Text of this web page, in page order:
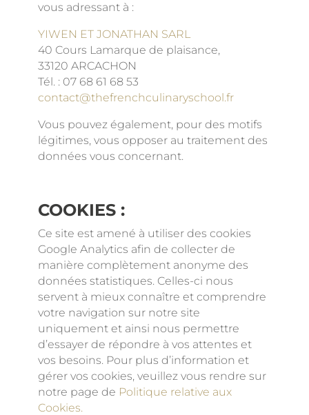
vous adressant à :
YIWEN ET JONATHAN SARL
40 Cours Lamarque de plaisance,
33120 ARCACHON
Tél. : 07 68 61 68 53
contact@thefrenchculinaryschool.fr
Vous pouvez également, pour des motifs
légitimes, vous opposer au traitement des
données vous concernant.
COOKIES :
Ce site est amené à utiliser des cookies
Google Analytics afin de collecter de
manière complètement anonyme des
données statistiques. Celles-ci nous
servent à mieux connaître et comprendre
votre navigation sur notre site
uniquement et ainsi nous permettre
d’essayer de répondre à vos attentes et
vos besoins. Pour plus d’information et
gérer vos cookies, veuillez vous rendre sur
notre page de Politique relative aux
Cookies.